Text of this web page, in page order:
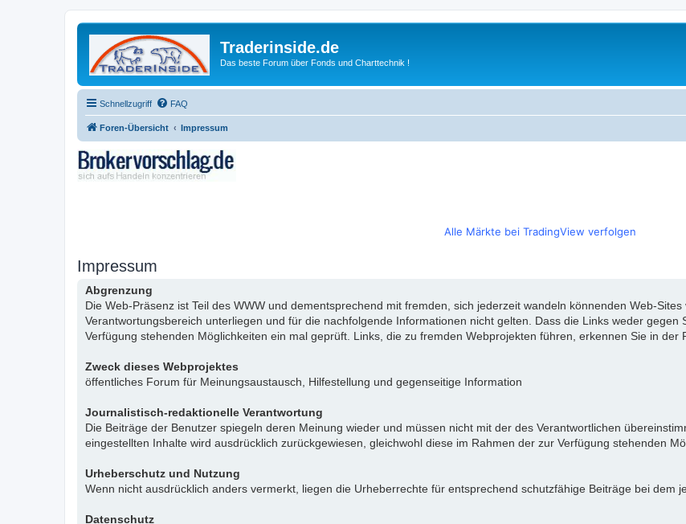
Traderinside.de
Das beste Forum über Fonds und Charttechnik !
Schnellzugriff FAQ
Foren-Übersicht Impressum
Alle Märkte bei TradingView verfolgen
Impressum
Abgrenzung
Die Web-Präsenz ist Teil des WWW und dementsprechend mit fremden, sich jederzeit wandeln könnenden Web-
Verantwortungsbereich unterliegen und für die nachfolgende Informationen nicht gelten. Dass die Links weder
Verfügung stehenden Möglichkeiten ein mal geprüft. Links, die zu fremden Webprojekten führen, erkennen Sie in
Zweck dieses Webprojektes
öffentliches Forum für Meinungsaustausch, Hilfestellung und gegenseitige Information
Journalistisch-redaktionelle Verantwortung
Die Beiträge der Benutzer spiegeln deren Meinung wieder und müssen nicht mit der des Verantwortlichen
eingestellten Inhalte wird ausdrücklich zurückgewiesen, gleichwohl diese im Rahmen der zur Verfügung stehenden
Urheberschutz und Nutzung
Wenn nicht ausdrücklich anders vermerkt, liegen die Urheberrechte für entsprechend schutzfähige Beiträge bei dem
Datenschutz